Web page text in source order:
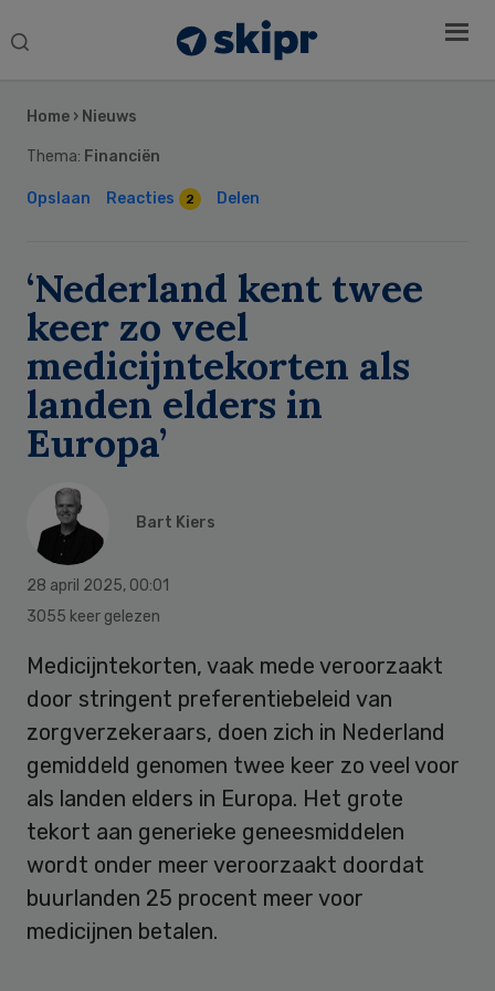
Search
Home › Nieuws
Thema: Financiën
Opslaan Reacties 2 Delen
‘Nederland kent twee
keer zo veel
medicijntekorten als
landen elders in
Europa’
Bart Kiers
28 april 2025, 00:01
3055 keer gelezen
Medicijntekorten, vaak mede veroorzaakt
door stringent preferentiebeleid van
zorgverzekeraars, doen zich in Nederland
gemiddeld genomen twee keer zo veel voor
als landen elders in Europa. Het grote
tekort aan generieke geneesmiddelen
wordt onder meer veroorzaakt doordat
buurlanden 25 procent meer voor
medicijnen betalen.
Sidebar